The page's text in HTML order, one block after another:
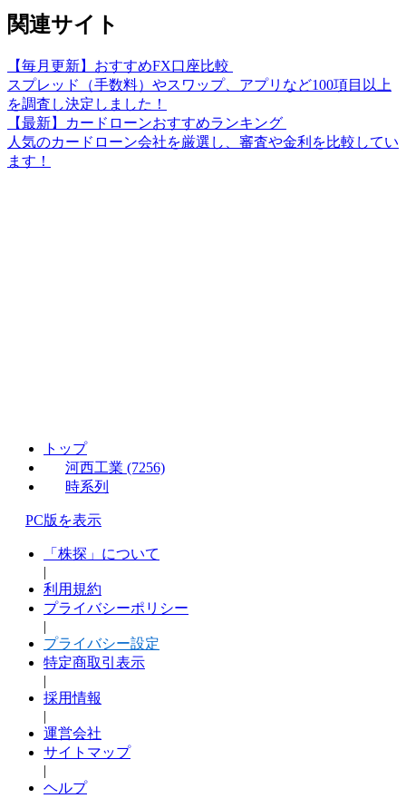
関連サイト
【毎月更新】おすすめFX口座比較
スプレッド（手数料）やスワップ、アプリなど100項目以上
を調査し決定しました！
【最新】カードローンおすすめランキング
人気のカードローン会社を厳選し、審査や金利を比較してい
ます！
トップ
河西工業 (7256)
時系列
PC版を表示
「株探」について
|
利用規約
プライバシーポリシー
|
プライバシー設定
特定商取引表示
|
採用情報
|
運営会社
サイトマップ
|
ヘルプ